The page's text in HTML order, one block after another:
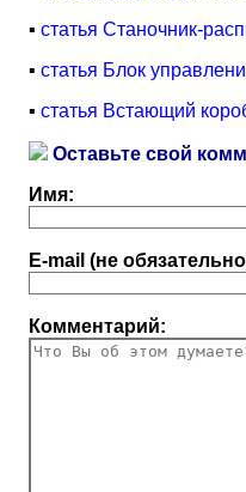
▪ статья Станочник-
▪ статья Блок
▪ статья Встающий
Оставьте свой
Имя:
E-mail (не
Комментарий: